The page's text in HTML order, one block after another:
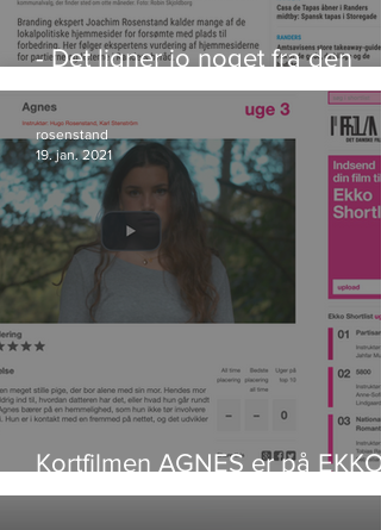
- Det ligner jo noget fra den
lokale bridgeklub sidst i
Kortfilmen AGNES er på EKKO
Shortlist
rosenstand
19. jan. 2021